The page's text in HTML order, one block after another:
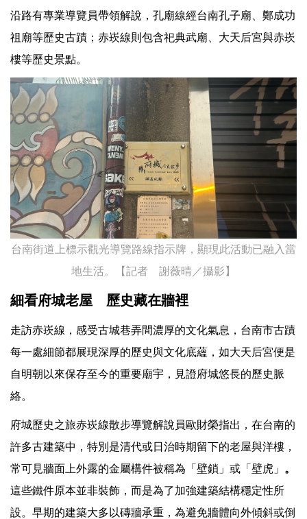
沿路有專業導覽員帶領解說，孔廟線經台南孔子廟、鄭成功
祖廟等歷史古蹟；赤崁線則包含祀典武廟、大天后宮與赤崁
樓等歷史景點。
台南街道上標示觀光導覽路線指示牌，顯現此活動已融入當
地生活。【記者 謝薇晴／攝影】
細看府城老屋 歷史藏在牆裡
走訪赤崁線，感受古城巷弄間濃厚的文化氣息，台南市古蹟
每一處細節都展現深厚的歷史與文化底蘊，如大天后宮便是
自明朝以來保存至今的重要廟宇，見證府城悠長的歷史脈
絡。
府城歷史之旅赤崁線散步導覽解說員歐財榮指出，在台南的
許多古建築中，特別是清代或日治時期留下的老屋與洋樓，
常可見牆面上外露的金屬構件被稱為「壁鎖」或「壁虎」 。
這些鐵件原本並非裝飾，而是為了加強建築結構穩定性所
設。早期的建築大多以磚牆承重，為避免牆體向外傾斜或倒